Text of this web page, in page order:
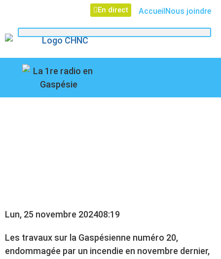
En direct AccueilNous joindre
Lun, 25 novembre 202408:19
Les travaux sur la Gaspésienne numéro 20,
endommagée par un incendie en novembre dernier,